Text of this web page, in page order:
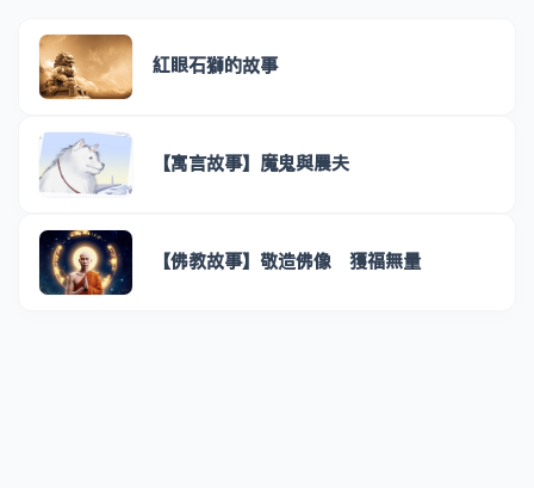
紅眼石獅的故事
【寓言故事】魔鬼與農夫
【佛教故事】敬造佛像 獲福無量